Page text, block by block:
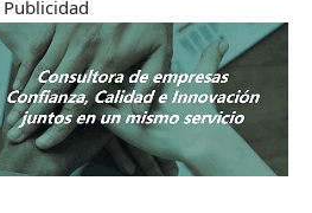
Publicidad